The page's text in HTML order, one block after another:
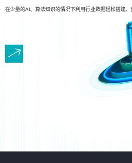
在少量的AI、算法知识的情况下利用行业数据轻松搭建、